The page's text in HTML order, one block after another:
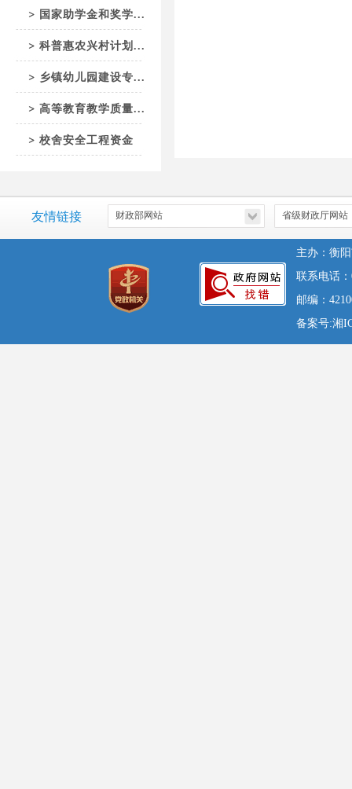
国家助学金和奖学...
科普惠农兴村计划...
乡镇幼儿园建设专...
高等教育教学质量...
校舍安全工程资金
友情链接
主办：衡
联系电话
邮编：
备案号:湘